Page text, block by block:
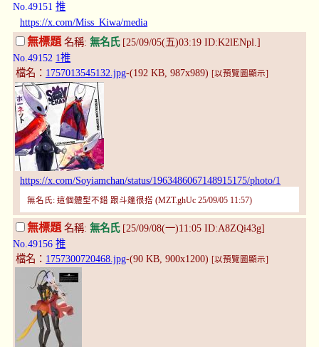
No.49151 推
https://x.com/Miss_Kiwa/media
無標題名稱: 無名氏[25/09/05(五)03:19 ID:K2lENpl.]
No.49152 1推
檔名： 1757013545132.jpg-(192 KB, 987x989) [以預覽圖顯示]
https://x.com/Soyiamchan/status/1963486067148915175/photo/1
無名氏: 這個體型不錯 跟斗篷很搭 (MZT.ghUc 25/09/05 11:57)
無標題 名稱: 無名氏[25/09/08(一)11:05 ID:A8ZQi43g]
No.49156 推
檔名： 1757300720468.jpg-(90 KB, 900x1200) [以預覽圖顯示]